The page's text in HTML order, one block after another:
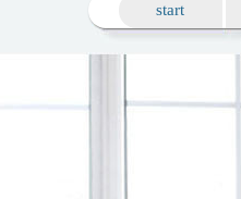
start